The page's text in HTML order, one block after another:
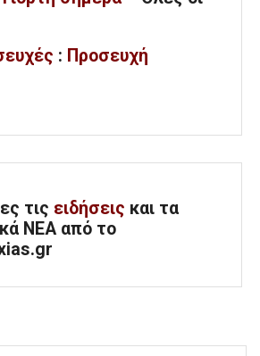
: Προσευχή
τις ειδήσεις και τα
ΝΕΑ από το